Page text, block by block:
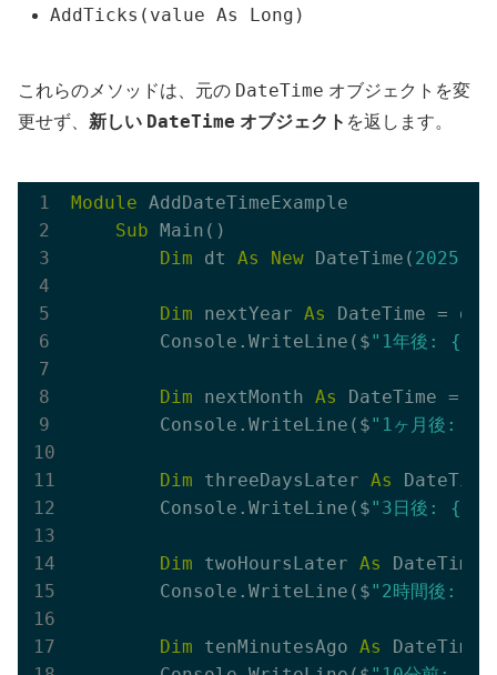
AddTicks(value As Long)
これらのメソッドは、元の DateTime オブジェクトを変
更せず、 新しい DateTime オブジェクト を返します。
Module AddDateTimeExample
Sub Main()
Dim dt As New DateTime( 2025
Dim nextYear As
DateTime =
        Console.WriteLine($
"1年後:
Dim nextMonth As
DateTime =
        Console.WriteLine($
"1ヶ月後:
Dim threeDaysLater As
        Console.WriteLine($
"3日後:
Dim twoHoursLater As
DateTime
        Console.WriteLine($
"2時間後:
Dim tenMinutesAgo As
DateTime